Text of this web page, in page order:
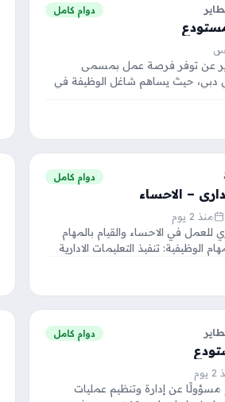
دوام كامل
عن توفر فرصة عمل بمسمى
حيث يساهم شاغل الوظيفة في
– الاحساء
دوام كامل
منذ 2 يوم
في الاحساء والقيام بالمهام
الوظيفية: تنفيذ التعليمات الادارية
دوام كامل
عن إدارة وتنظيم عمليات